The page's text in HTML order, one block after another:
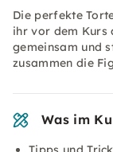
Die perfekte
ihr vor dem Kurs
gemeinsam und
zusammen die
Was im